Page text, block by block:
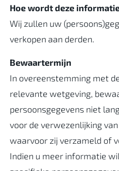
Hoe wordt deze
Wij zullen uw
verkopen aan derden.
Bewaartermijn
In overeenstemming met
relevante wetgeving,
persoonsgegevens niet
voor de verwezenlijking
waarvoor zij verzameld of
Indien u meer informatie